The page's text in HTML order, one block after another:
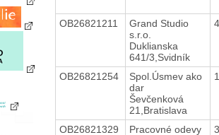
OB26821211
Grand Studio
s.r.o.
Duklianska
641/3,Svidník
OB26821254
Spol.Úsmev ako
dar
Ševčenková
21,Bratislava
OB26821329
Pracovné odevy